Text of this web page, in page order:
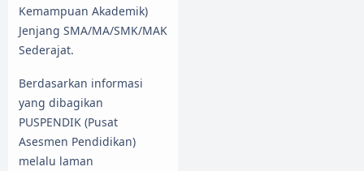
Kemampuan Akademik)
Jenjang SMA/MA/SMK/MAK
Sederajat.
Berdasarkan informasi
yang dibagikan
PUSPENDIK (Pusat
Asesmen Pendidikan)
melalu laman